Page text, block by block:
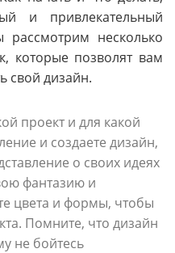
и привлекательный
несколько
которые позволят вам
свой дизайн.
проект и для какой
и создаете дизайн,
о своих идеях
фантазию и
цвета и формы, чтобы
Помните, что дизайн
не бойтесь